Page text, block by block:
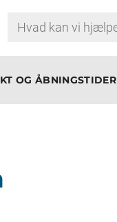
OG ÅBNINGSTIDER